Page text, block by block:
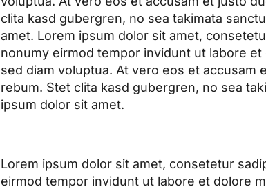
clita kasd gubergren, no sea takimata
amet. Lorem ipsum dolor sit amet,
nonumy eirmod tempor invidunt ut labore et
sed diam voluptua. At vero eos et accusam
rebum. Stet clita kasd gubergren, no sea
ipsum dolor sit amet.
Lorem ipsum dolor sit amet, consetetur
eirmod tempor invidunt ut labore et dolore